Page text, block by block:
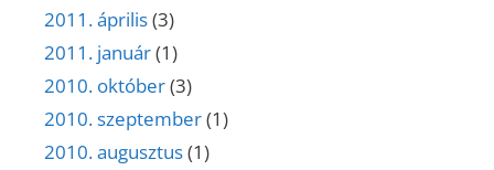
2011. április(3)
2011. január(1)
2010. október(3)
2010. szeptember(1)
2010. augusztus(1)